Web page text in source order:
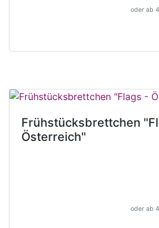
oder ab
Frühstücksbrettchen
Österreich"
oder ab